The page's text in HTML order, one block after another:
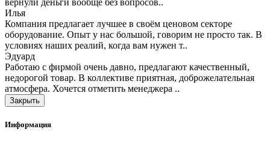
Илья
Компания предлагает лучшее в своём ценовом секторе
оборудование. Опыт у нас большой, говорим не просто так. В
условиях наших реалий, когда вам нужен т..
Эдуард
Работаю с фирмой очень давно, предлагают качественный,
недорогой товар. В коллективе приятная, доброжелательная
атмосфера. Хочется отметить менеджера ..
Закрыть
Информация